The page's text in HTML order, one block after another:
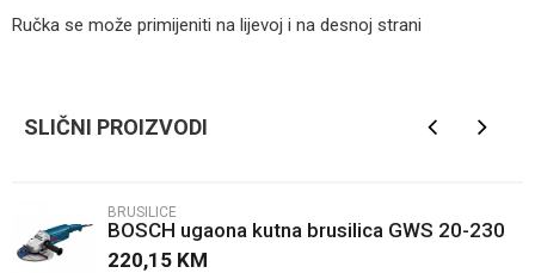
Ručka se može primijeniti na lijevoj i na desnoj strani
Poruka
SLIČNI PROIZVODI
BRUSILICE
BOSCH ugaona kutna brusilica GWS 20-230
H
220,15 KM